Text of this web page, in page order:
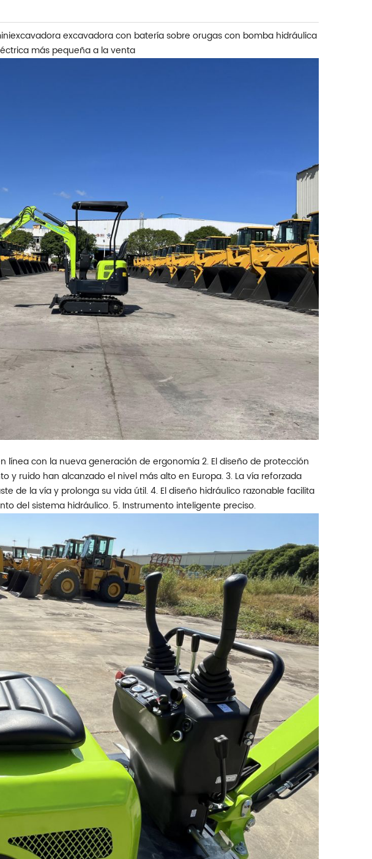
excavadora con batería sobre orugas con bomba hidráulica
más pequeña a la venta
línea con la nueva generación de ergonomía 2. El diseño de protección
y ruido han alcanzado el nivel más alto en Europa. 3. La vía reforzada
de la vía y prolonga su vida útil. 4. El diseño hidráulico razonable facilita
del sistema hidráulico. 5. Instrumento inteligente preciso.